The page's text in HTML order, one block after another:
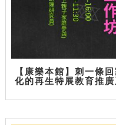
【康樂本館】刺一條
化的再生特展教育推